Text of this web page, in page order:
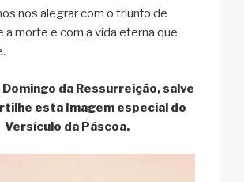
nos alegrar com o triunfo de
a morte e com a vida eterna que
da Ressurreição, salve
esta Imagem especial do
Versículo da Páscoa.